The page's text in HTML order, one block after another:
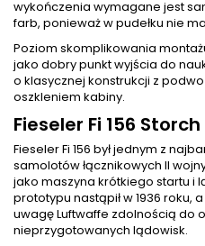
wykończenia wymagane jest
farb, ponieważ w pudełku nie
Poziom skomplikowania
jako dobry punkt wyjścia do
o klasycznej konstrukcji z
oszkleniem kabiny.
Fieseler Fi 156 Storch
Fieseler Fi 156 był jednym z
samolotów łącznikowych II
jako maszyna krótkiego startu i
prototypu nastąpił w 1936 roku,
uwagę Luftwaffe zdolnością do
nieprzygotowanych lądowisk.